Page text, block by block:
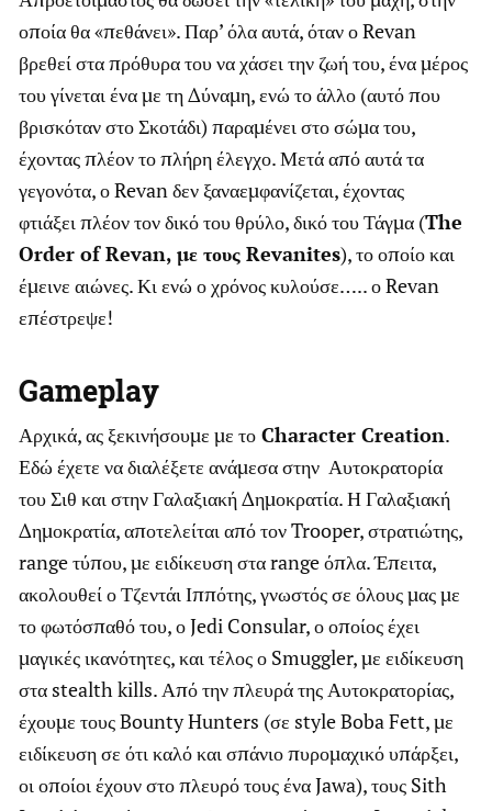
οποία θα «πεθάνει». Παρ’ όλα αυτά, όταν ο Revan
βρεθεί στα πρόθυρα του να χάσει την ζωή του, ένα μέρος
του γίνεται ένα με τη Δύναμη, ενώ το άλλο (αυτό που
βρισκόταν στο Σκοτάδι) παραμένει στο σώμα του,
έχοντας πλέον το πλήρη έλεγχο. Μετά από αυτά τα
γεγονότα, ο Revan δεν ξαναεμφανίζεται, έχοντας
φτιάξει πλέον τον δικό του θρύλο, δικό του Τάγμα (The
Order of Revan, με τους Revanites), το οποίο και
έμεινε αιώνες. Κι ενώ ο χρόνος κυλούσε….. ο Revan
επέστρεψε!
Gameplay
Αρχικά, ας ξεκινήσουμε με το Character Creation.
Εδώ έχετε να διαλέξετε ανάμεσα στην Αυτοκρατορία
του Σιθ και στην Γαλαξιακή Δημοκρατία. Η Γαλαξιακή
Δημοκρατία, αποτελείται από τον Trooper, στρατιώτης,
range τύπου, με ειδίκευση στα range όπλα. Έπειτα,
ακολουθεί ο Τζεντάι Ιππότης, γνωστός σε όλους μας με
το φωτόσπαθό του, ο Jedi Consular, ο οποίος έχει
μαγικές ικανότητες, και τέλος ο Smuggler, με ειδίκευση
στα stealth kills. Από την πλευρά της Αυτοκρατορίας,
έχουμε τους Bounty Hunters (σε style Boba Fett, με
ειδίκευση σε ότι καλό και σπάνιο πυρομαχικό υπάρξει,
οι οποίοι έχουν στο πλευρό τους ένα Jawa), τους Sith